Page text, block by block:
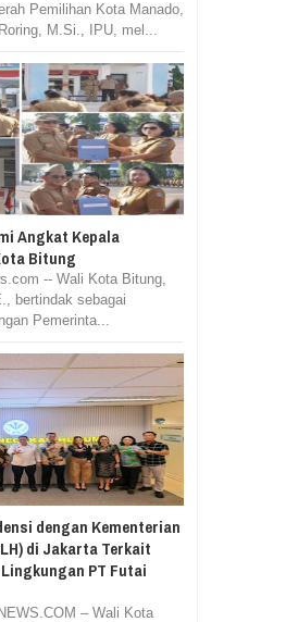
Pemilihan Kota Manado,
M.Si., IPU, mel...
Angkat Kepala
Bitung
-- Wali Kota Bitung,
bertindak sebagai
Pemerinta...
dengan Kementerian
di Jakarta Terkait
PT Futai
– Wali Kota